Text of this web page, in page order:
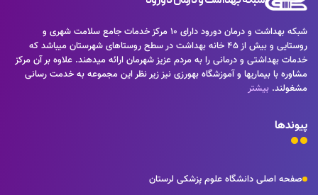
شبکه بهداشت و درمان دورود دارای 10 مرکز خدمات جامع سلامت شهری و
روستایی و بیش از 45 خانه بهداشت در سطح روستاهای شهرستان میباشد که
خدمات بهداشتی و درمانی را به مردم عزیز شهرمان ارائه میدهند. علاوه بر آن مرکز
مشاوره با بیماریها و آموزشگاه بهورزی نیز زیر نظر این مجموعه به خدمت رسانی
مشغولند. بیشتر
پیوندها
صفحه اصلی دانشگاه علوم پزشکی لرستان